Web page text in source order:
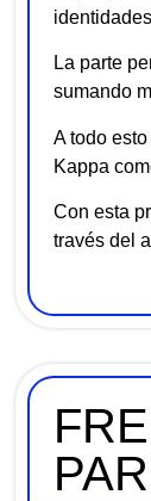
La parte
sumando
A todo
Kappa
Con esta
través del